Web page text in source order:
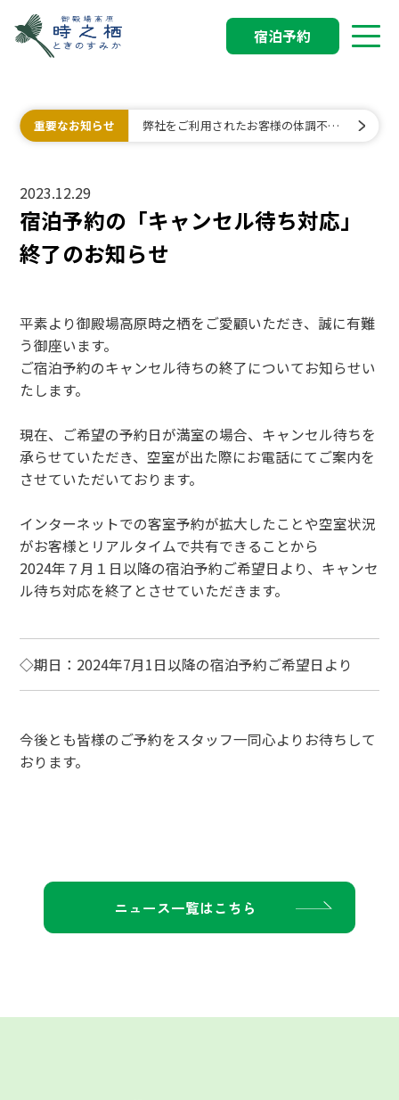
重要なお知らせ
弊社をご利用されたお客様の体調不良
宿泊予約
2023.12.29
宿泊予約の「キャンセル待ち対応」
終了のお知らせ
平素より御殿場高原時之栖をご愛顧いただき、誠に有難
う御座います。
ご宿泊予約のキャンセル待ちの終了についてお知らせい
たします。
現在、ご希望の予約日が満室の場合、キャンセル待ちを
承らせていただき、空室が出た際にお電話にてご案内を
させていただいております。
インターネットでの客室予約が拡大したことや空室状況
がお客様とリアルタイムで共有できることから
2024年７月１日以降の宿泊予約ご希望日より、キャンセ
ル待ち対応を終了とさせていただきます。
◇期日：2024年7月1日以降の宿泊予約ご希望日より
今後とも皆様のご予約をスタッフ一同心よりお待ちして
おります。
ニュース一覧はこちら